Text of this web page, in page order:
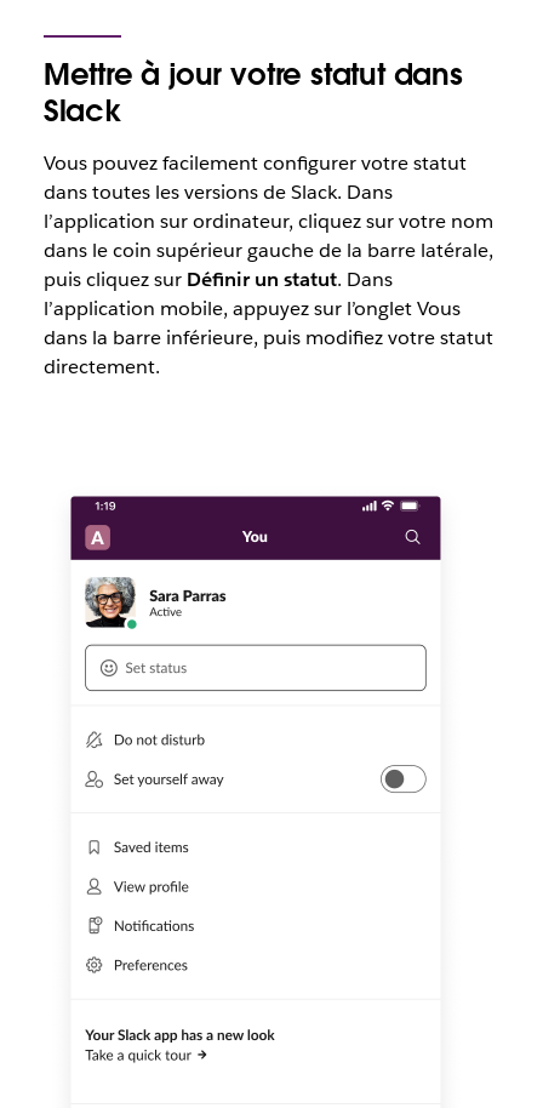
Mettre à jour votre statut dans
Slack
Vous pouvez facilement configurer votre statut
dans toutes les versions de Slack. Dans
l’application sur ordinateur, cliquez sur votre nom
dans le coin supérieur gauche de la barre latérale,
puis cliquez sur Définir un statut. Dans
l’application mobile, appuyez sur l’onglet Vous
dans la barre inférieure, puis modifiez votre statut
directement.